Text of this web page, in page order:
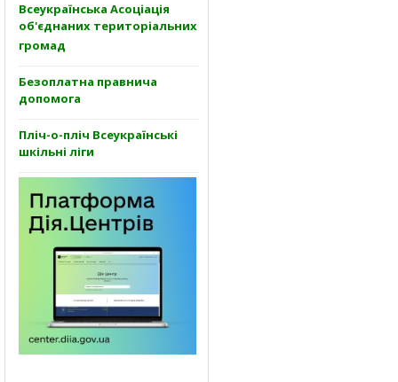
Всеукраїнська Асоціація
об'єднаних територіальних
громад
Безоплатна правнича
допомога
Пліч-о-пліч Всеукраїнські
шкільні ліги